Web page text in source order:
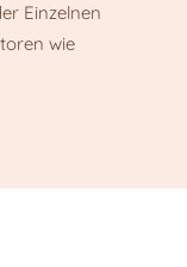
Einzelnen
wie